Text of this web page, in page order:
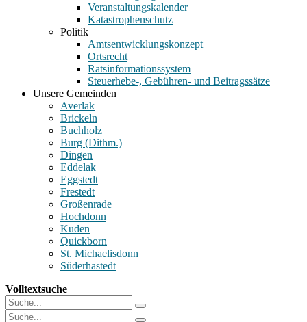
Veranstaltungskalender
Katastrophenschutz
Politik
Amtsentwicklungskonzept
Ortsrecht
Ratsinformationssystem
Steuerhebe-, Gebühren- und Beitragssätze
Unsere Gemeinden
Averlak
Brickeln
Buchholz
Burg (Dithm.)
Dingen
Eddelak
Eggstedt
Frestedt
Großenrade
Hochdonn
Kuden
Quickborn
St. Michaelisdonn
Süderhastedt
Volltextsuche